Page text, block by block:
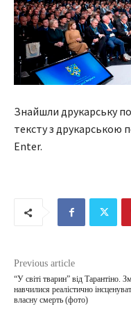
Знайшли друкарську
тексту з друкарською
Enter.
Previous article
“У світі тварин” від Тарантіно.
навчилися реалістично
власну смерть (фото)